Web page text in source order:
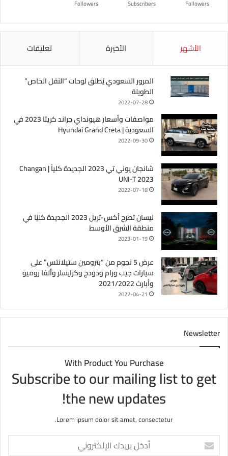
Followers
Subscribers
Followers
الأشهر الأخيرة تعليقات
المرور السعودي يُطلق لوحات “النقل الخاص”
الطويلة
2022-07-28
مواصفات وأسعار هيونداي جراند كريتا 2023 في
السعودية | Hyundai Grand Creta
2022-09-30
شانجان يوني تي 2023 الجديدة كلياً | Changan
UNI-T 2023
2022-07-18
نيسان تطرح أكس-تريل 2023 الجديدة كليًا في
منطقة الشرق الأوسط
2023-01-19
عرض 5 نجوم من “بترومين ستيلانتس” على
سيارات جيب ورام ودودج وكرايسلر وألفا روميو
وأبارث 2021/2022
2022-04-21
Newsletter
With Product You Purchase
Subscribe to our mailing list to get
the new updates!
Lorem ipsum dolor sit amet, consectetur.